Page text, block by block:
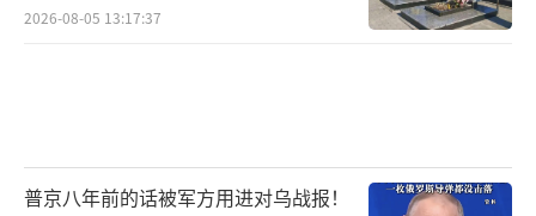
2026-08-05 13:17:37
普京八年前的话被军方用进对乌战报！